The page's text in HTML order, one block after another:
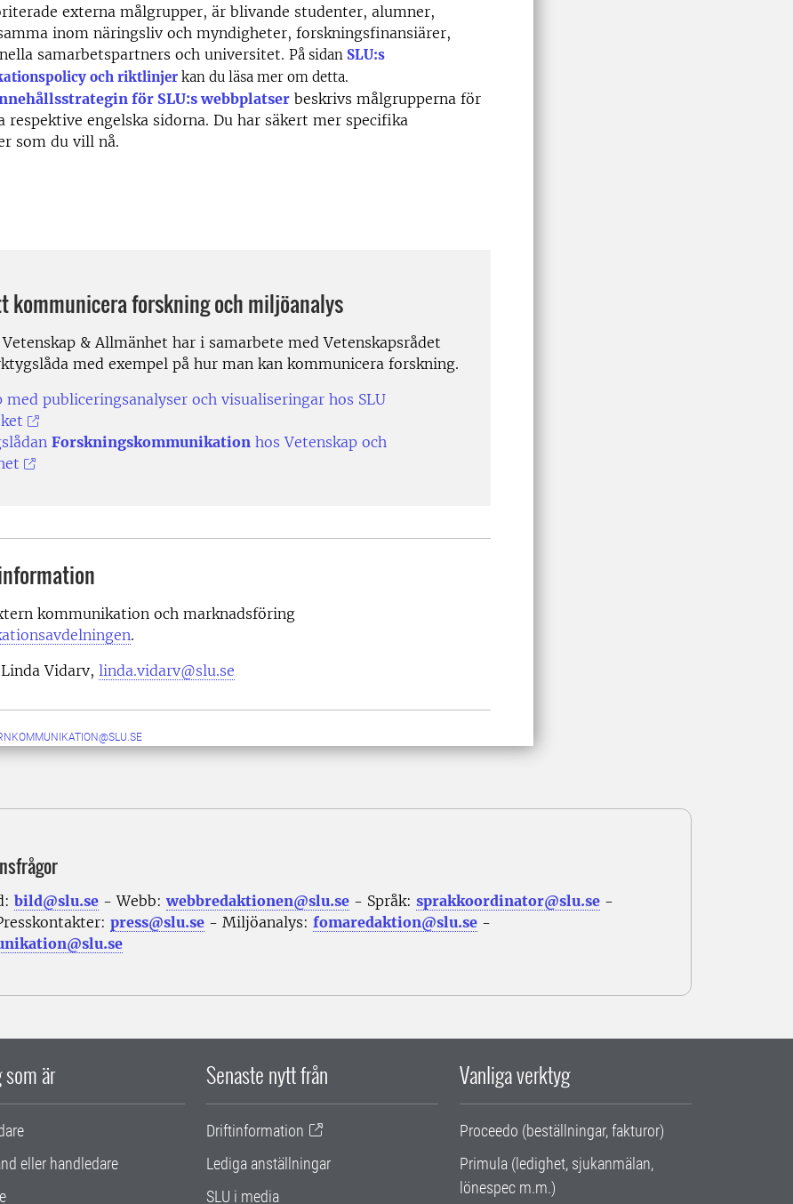
externa målgrupper, är blivande studenter, alumner,
inom näringsliv och myndigheter, forskningsfinansiärer,
samarbetspartners och universitet. På sidan SLU:s
och riktlinjer kan du läsa mer om detta.
för SLU:s webbplatser beskrivs målgrupperna för
respektive engelska sidorna. Du har säkert mer specifika
som du vill nå.
kommunicera forskning och miljöanalys
& Allmänhet har i samarbete med Vetenskapsrådet
med exempel på hur man kan kommunicera forskning.
med publiceringsanalyser och visualiseringar hos SLU
Forskningskommunikation hos Vetenskap och
kommunikation och marknadsföring
.
Vidarv, linda.vidarv@slu.se
bild@slu.se - Webb:webbredaktionen@slu.se - Språk: sprakkoordinator@slu.se -
press@slu.se - Miljöanalys: fomaredaktion@slu.se -
som är
eller handledare
Senaste nytt från
Driftinformation
Lediga anställningar
SLU i media
Vanliga verktyg
Proceedo (beställningar, fakturor)
Primula (ledighet, sjukanmälan,
lönespec m.m.)